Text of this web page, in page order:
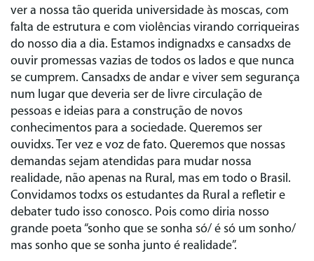
ver a nossa tão querida universidade às moscas, com
falta de estrutura e com violências virando corriqueiras
do nosso dia a dia. Estamos indignadxs e cansadxs de
ouvir promessas vazias de todos os lados e que nunca
se cumprem. Cansadxs de andar e viver sem segurança
num lugar que deveria ser de livre circulação de
pessoas e ideias para a construção de novos
conhecimentos para a sociedade. Queremos ser
ouvidxs. Ter vez e voz de fato. Queremos que nossas
demandas sejam atendidas para mudar nossa
realidade, não apenas na Rural, mas em todo o Brasil.
Convidamos todxs os estudantes da Rural a refletir e
debater tudo isso conosco. Pois como diria nosso
grande poeta “sonho que se sonha só/ é só um sonho/
mas sonho que se sonha junto é realidade”.